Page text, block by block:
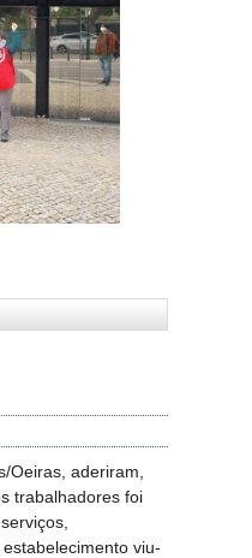
Oeiras, aderiram,
trabalhadores foi
viu-